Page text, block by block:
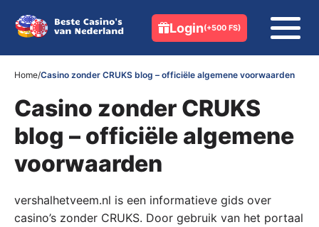
Login(+500 FS)
Home/Casino zonder CRUKS blog – officiële algemene voorwaarden
Casino zonder CRUKS
blog – officiële algemene
voorwaarden
vershalhetveem.nl is een informatieve gids over
casino’s zonder CRUKS. Door gebruik van het portaal